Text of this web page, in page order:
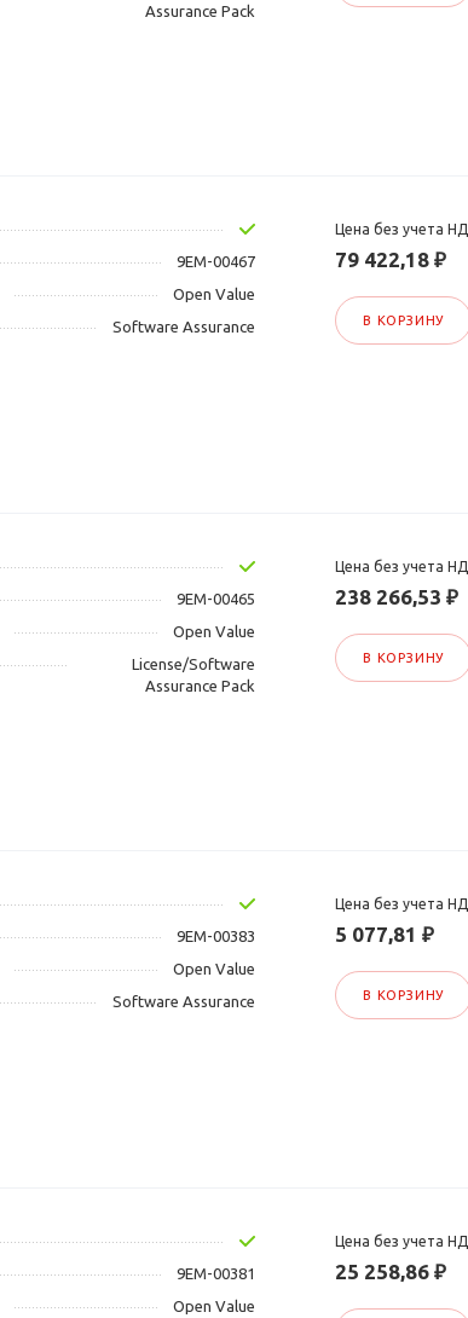
Assurance Pack
9EM-00467
Open Value
Software Assurance
Цена без учета
79 422,18 ₽
В КОРЗИНУ
9EM-00465
Open Value
License/Software
Assurance Pack
Цена без учета
238 266,53 ₽
В КОРЗИНУ
9EM-00383
Open Value
Software Assurance
Цена без учета
5 077,81 ₽
В КОРЗИНУ
9EM-00381
Open Value
Цена без учета
25 258,86 ₽